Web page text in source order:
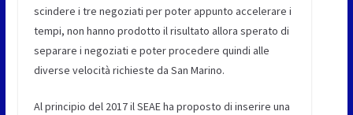
scindere i tre negoziati per poter appunto accelerare i
tempi, non hanno prodotto il risultato allora sperato di
separare i negoziati e poter procedere quindi alle
diverse velocità richieste da San Marino.
Al principio del 2017 il SEAE ha proposto di inserire una